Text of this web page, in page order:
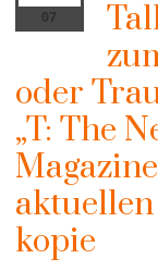
07
oder
„T: The
kopie